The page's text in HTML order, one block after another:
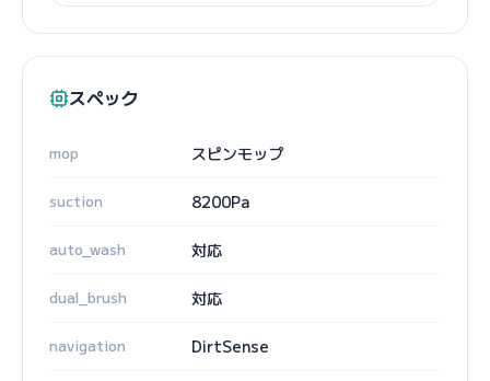
スペック
mop スピンモップ
suction 8200Pa
auto_wash 対応
dual_brush 対応
navigation DirtSense